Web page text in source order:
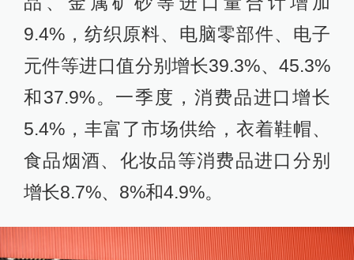
9.4%，纺织原料、电脑零部件、电子
元件等进口值分别增长39.3%、45.3%
和37.9%。一季度，消费品进口增长
5.4%，丰富了市场供给，衣着鞋帽、
食品烟酒、化妆品等消费品进口分别
增长8.7%、8%和4.9%。